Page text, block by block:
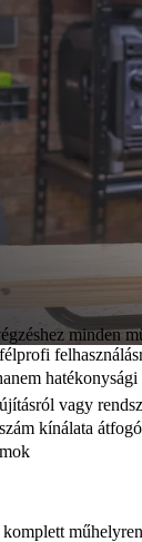
minden
hatékonysági
vagy
kínálata